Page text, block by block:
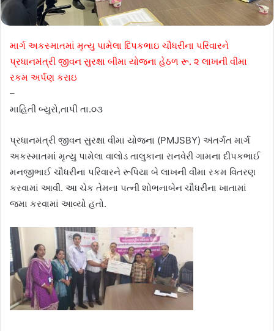
માર્ગ અકસ્માતમાં મૃત્યુ પામેલા દિપકભાઇ ચૌધરીના પરિવારને
પ્રધાનમંત્રી જીવન સુરક્ષા બીમા યોજના હેઠળ રૂ. ૨ લાખની વીમા
રકમ અર્પણ કરાઇ
–
માહિતી બ્યુરો,તાપી તા.૦૩
પ્રધાનમંત્રી જીવન સુરક્ષા વીમા યોજના (PMJSBY) અંતર્ગત માર્ગ
અકસ્માતમાં મૃત્યુ પામેલા વાલોડ તાલુકાના રાનવેરી ગામના દીપકભાઈ
મનજીભાઈ ચૌધરીના પરિવારને રૂપિયા બે લાખની વીમા રકમ વિતરણ
કરવામાં આવી. આ ચેક તેમના પત્ની શોભનાબેન ચૌધરીના ખાતામાં
જમા કરવામાં આવ્યો હતો.